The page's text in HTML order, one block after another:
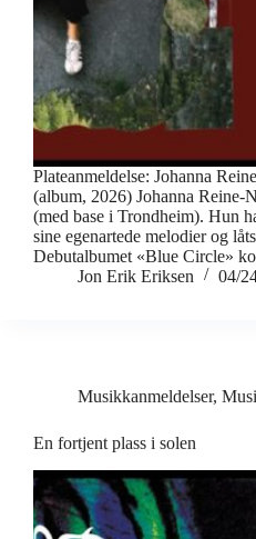
Plateanmeldelse: Johanna
(album, 2026) Johanna Reine-
(med base i Trondheim). Hun
sine egenartede melodier og
Debutalbumet «Blue Circle»
Jon Erik Eriksen
04/
Musikkanmeldelser,
En fortjent plass i solen